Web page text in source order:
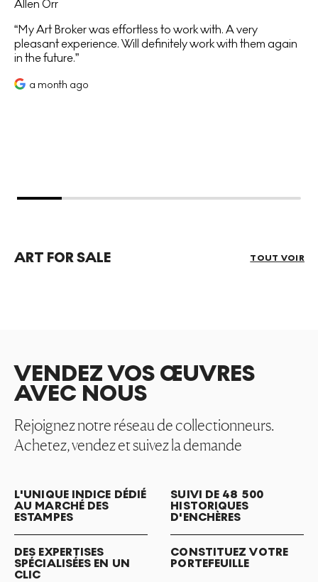
Allen Orr
My Art Broker was effortless to work with. A very
pleasant experience. Will definitely work with them again
in the future.
a month ago
ART FOR SALE TOUT VOIR
VENDEZ VOS ŒUVRES
AVEC NOUS
Rejoignez notre réseau de collectionneurs.
Achetez, vendez et suivez la demande
L'UNIQUE INDICE DÉDIÉ
AU MARCHÉ DES
ESTAMPES
SUIVI DE 48 500
HISTORIQUES
D'ENCHÈRES
DES EXPERTISES
SPÉCIALISÉES EN UN
CLIC
CONSTITUEZ VOTRE
PORTEFEUILLE